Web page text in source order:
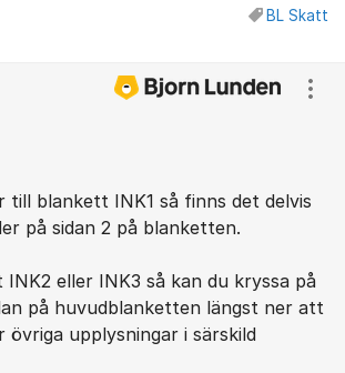
BL Skatt
till blankett INK1 så finns det delvis
på sidan 2 på blanketten.
INK2 eller INK3 så kan du kryssa på
på huvudblanketten längst ner att
övriga upplysningar i särskild